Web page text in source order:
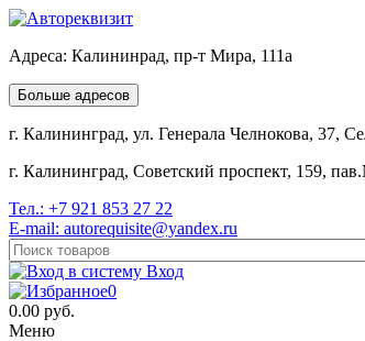
Адреса: Калининрад, пр-т Мира, 111а
Больше адресов
г. Калининград, ул. Генерала Челнокова, 37,
г. Калининград, Советский проспект, 159,
Тел.: +7 921 853 27 22
E-mail: autorequisite@yandex.ru
Вход
0
0.00 руб.
Меню